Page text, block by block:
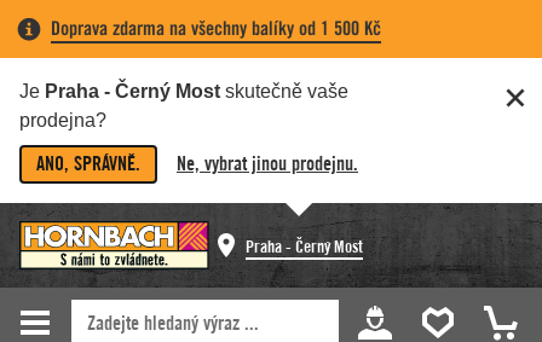
Doprava zdarma na všechny balíky od 1 500 Kč
Je Praha - Černý Most skutečně vaše
prodejna?
ANO, SPRÁVNĚ. Ne, vybrat jinou prodejnu.
Praha - Černý Most